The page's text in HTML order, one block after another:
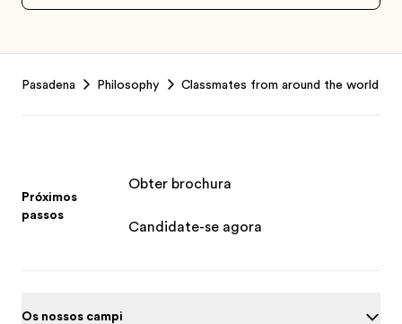
Pasadena Philosophy Classmates from around the world
Próximos
passos
Obter brochura
Candidate-se agora
Os nossos campi